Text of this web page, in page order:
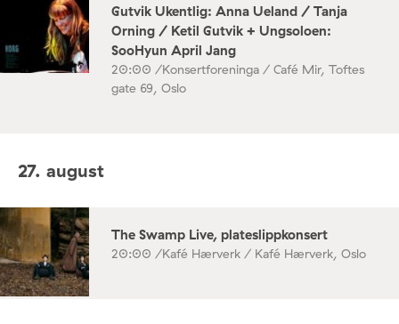
Gutvik Ukentlig: Anna Ueland / Tanja
Orning / Ketil Gutvik + Ungsoloen:
SooHyun April Jang
20:00 /Konsertforeninga / Café Mir, Toftes
gate 69, Oslo
27. august
The Swamp Live, plateslippkonsert
20:00 /Kafé Hærverk / Kafé Hærverk, Oslo